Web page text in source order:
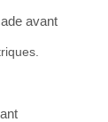
avant